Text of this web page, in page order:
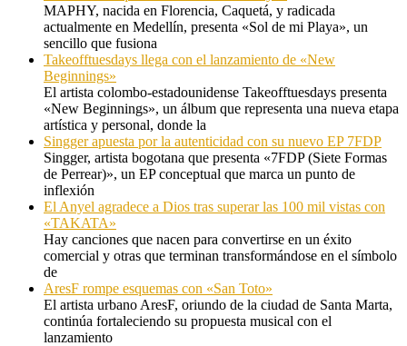
MAPHY, nacida en Florencia, Caquetá, y radicada
actualmente en Medellín, presenta «Sol de mi Playa», un
sencillo que fusiona
Takeofftuesdays llega con el lanzamiento de «New
Beginnings»
El artista colombo-estadounidense Takeofftuesdays presenta
«New Beginnings», un álbum que representa una nueva etapa
artística y personal, donde la
Singger apuesta por la autenticidad con su nuevo EP 7FDP
Singger, artista bogotana que presenta «7FDP (Siete Formas
de Perrear)», un EP conceptual que marca un punto de
inflexión
El Anyel agradece a Dios tras superar las 100 mil vistas con
«TAKATA»
Hay canciones que nacen para convertirse en un éxito
comercial y otras que terminan transformándose en el símbolo
de
AresF rompe esquemas con «San Toto»
El artista urbano AresF, oriundo de la ciudad de Santa Marta,
continúa fortaleciendo su propuesta musical con el
lanzamiento